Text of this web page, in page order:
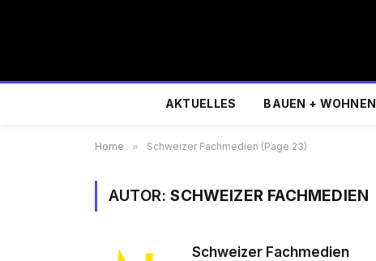
AKTUELLES BAUEN + WOHNEN
Home » Schweizer Fachmedien (Page 23)
AUTOR:SCHWEIZER FACHMEDIEN
Schweizer Fachmedien